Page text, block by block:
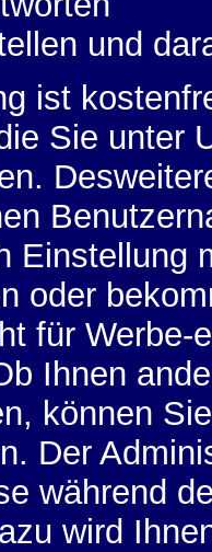
und
ist
Sie unter
Einstellung
oder
für
Ihnen
können
Der
während
wird